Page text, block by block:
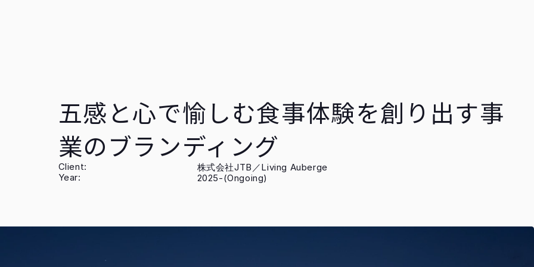
五感と心で愉しむ食事体験を創り出す事
業のブランディング
Client:
株式会社JTB／Living Auberge
Year:
2025-(Ongoing)